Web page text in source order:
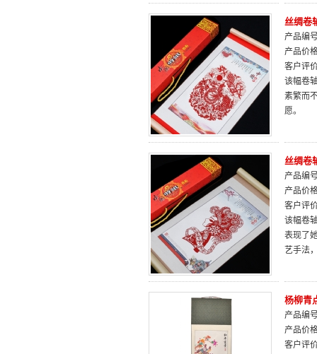
丝绸卷
产品编
产品价
客户评
该幅卷
素繁而
愿。
丝绸卷
产品编
产品价
客户评
该幅卷
表现了
艺手法
杨柳青
产品编
产品价
客户评